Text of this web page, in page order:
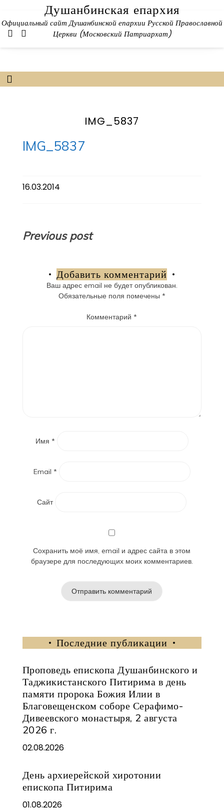
content
Душанбинская епархия
Официальный сайт Душанбинской епархии Русской Православной
Церкви (Московский Патриархат)
IMG_5837
IMG_5837
16.03.2014
Навигация
записям
Previous post
Добавить комментарий
Ваш адрес email не будет опубликован.
Обязательные поля помечены *
Комментарий*
Имя *
Email *
Сайт
Сохранить моё имя, email и адрес сайта в этом
браузере для последующих моих комментариев.
Последние публикации
Проповедь епископа Душанбинского и
Таджикистанского Питирима в день
памяти пророка Божия Илии в
Благовещенском соборе Серафимо-
Дивеевского монастыря, 2 августа
2026 г.
02.08.2026
День архиерейской хиротонии
епископа Питирима
01.08.2026